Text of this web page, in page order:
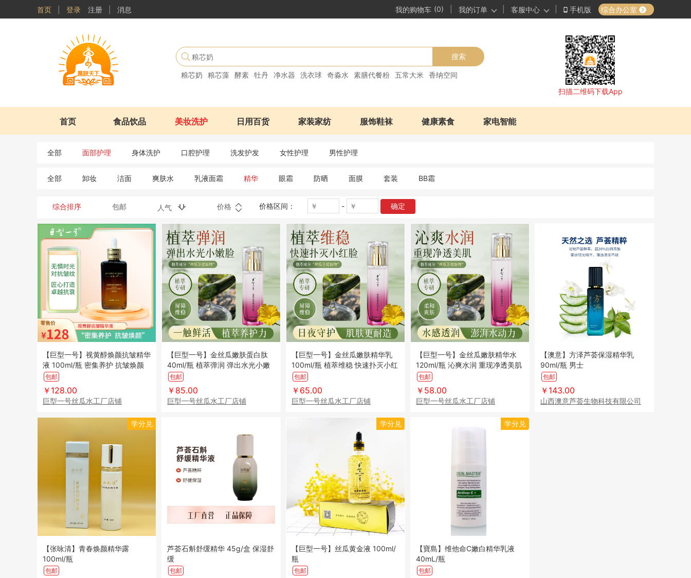
首页 登录 注册 消息 我的购物车 (0) 我的订单 客服中心 手机版 综合办公室
搜索
粮芯奶 粮芯藻 酵素 牡丹 净水器 洗衣球 奇淼水 素膳代餐粉 五常大米
香纳空间
扫描二维码下载App
首页 食品饮品 美妆洗护 日用百货 家装家纺 服饰鞋袜 健康素食 家电智能
全部 面部护理 身体洗护 口腔护理 洗发护发 女性护理 男性护理
全部 卸妆 洁面 爽肤水 乳液面霜 精华 眼霜 防晒 面膜 套装 BB霜
综合排序 包邮 人气 价格 价格区间： - 确定
【巨型一号】视黄醇焕颜抗皱精华
液 100ml/瓶 密集养护 抗皱焕颜
包邮
￥128.00
巨型一号丝瓜水工厂店铺
【巨型一号】金丝瓜嫩肤蛋白肽
40ml/瓶 植萃弹润 弹出水光小嫩
脸
包邮
￥85.00
巨型一号丝瓜水工厂店铺
【巨型一号】金丝瓜嫩肤精华乳
100ml/瓶 植萃维稳 快速扑灭小红
脸
包邮
￥65.00
巨型一号丝瓜水工厂店铺
【巨型一号】金丝瓜嫩肤精华水
120ml/瓶 沁爽水润 重现净透美肌
包邮
￥58.00
巨型一号丝瓜水工厂店铺
【澳意】方泽芦荟保湿精华乳
90ml/瓶 男士
包邮
￥143.00
山西澳意芦荟生物科技有限公司
学分兑
【张咏清】青春焕颜精华露
100ml/瓶
包邮
芦荟石斛舒缓精华 45g/盒 保湿舒
缓
包邮
学分兑
【巨型一号】丝瓜黄金液 100ml/
瓶
包邮
学分兑
【寶島】维他命C嫩白精华乳液
40mL/瓶
包邮